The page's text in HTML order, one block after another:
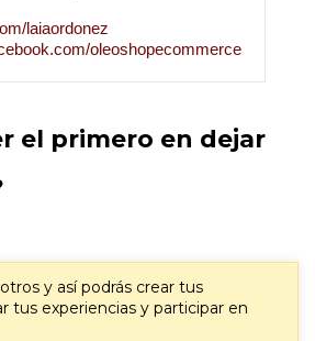
laiaordonez
oleoshopecommerce
el primero en dejar
y así podrás crear tus
tus experiencias y participar en